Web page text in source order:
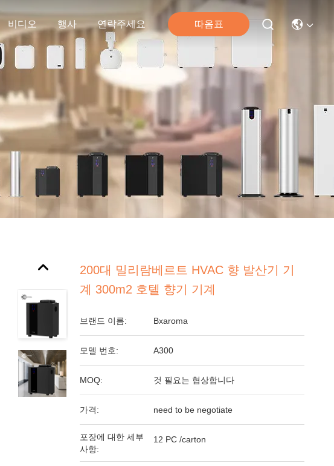
비디오 행사 연락주세요 따옴표
200대 밀리람베르트 HVAC 향 발산기 기
계 300m2 호텔 향기 기계
브랜드 이름: Bxaroma
모델 번호: A300
MOQ: 것 필요는 협상합니다
가격: need to be negotiate
포장에 대한 세부
사항:
12 PC /carton